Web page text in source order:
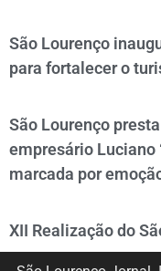
São Lourenço
para fortalecer o
São Lourenço
empresário Luciano
marcada por
XII Realização do